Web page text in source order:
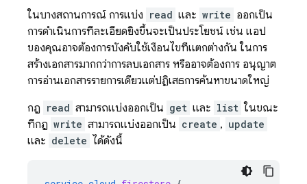
ในบางสถานการณ์ การแบ่ง read และ write ออกเป็น
การดำเนินการที่ละเอียดยิ่งขึ้นจะเป็นประโยชน์ เช่น แอป
ของคุณอาจต้องการบังคับใช้เงื่อนไขที่แตกต่างกัน ในการ
สร้างเอกสารมากกว่าการลบเอกสาร หรืออาจต้องการ อนุญาต
การอ่านเอกสารรายการเดียวแต่ปฏิเสธการค้นหาขนาดใหญ่
กฎ read สามารถแบ่งออกเป็น get และ list ในขณะ
ที่กฎ write สามารถแบ่งออกเป็น create , update
และ delete ได้ดังนี้